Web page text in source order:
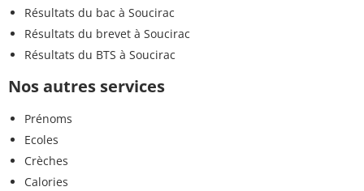
Résultats du bac à Soucirac
Résultats du brevet à Soucirac
Résultats du BTS à Soucirac
Nos autres services
Prénoms
Ecoles
Crèches
Calories